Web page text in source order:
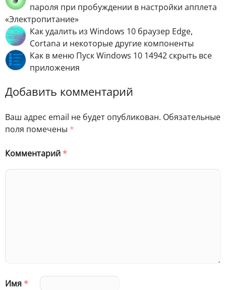
пароля при пробуждении в настройки апплета
«Электропитание»
Как удалить из Windows 10 браузер Edge,
Cortanа и некоторые другие компоненты
Как в меню Пуск Windows 10 14942 скрыть все
приложения
Добавить комментарий
Ваш адрес email не будет опубликован. Обязательные
поля помечены *
Комментарий*
Имя*